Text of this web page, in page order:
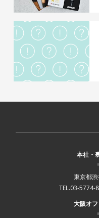
本社・
東京都
TEL.03-
大阪オ